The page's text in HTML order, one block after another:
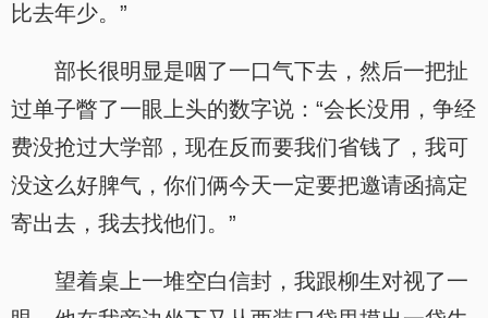
比去年少。”
部长很明显是咽了一口气下去，然后一把扯
过单子瞥了一眼上头的数字说：“会长没用，争经
费没抢过大学部，现在反而要我们省钱了，我可
没这么好脾气，你们俩今天一定要把邀请函搞定
寄出去，我去找他们。”
望着桌上一堆空白信封，我跟柳生对视了一